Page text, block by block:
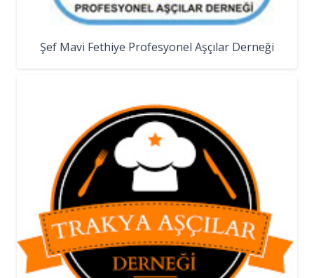
Şef Mavi Fethiye Profesyonel Aşçılar Derneği